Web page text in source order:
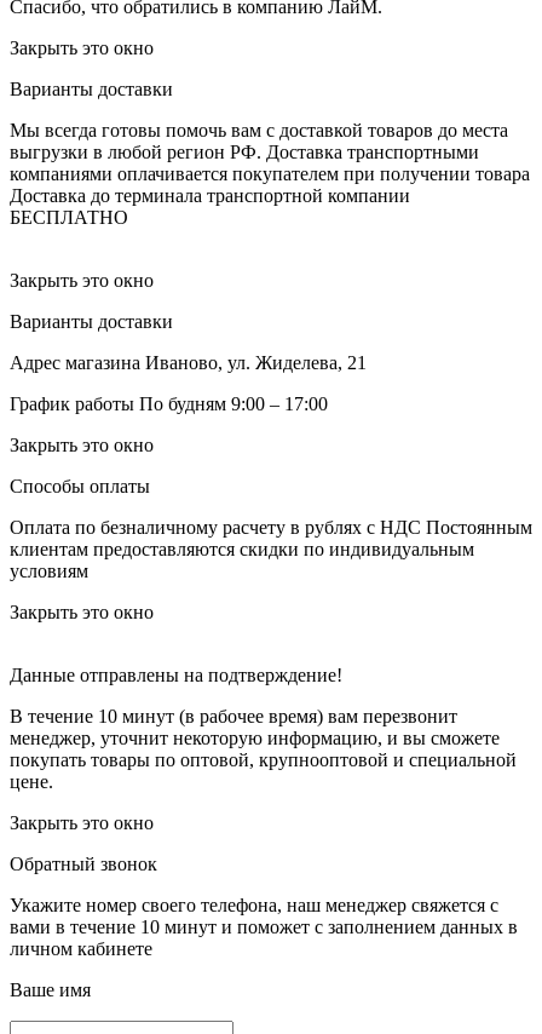
Спасибо, что обратились в компанию ЛайМ.
Закрыть это окно
Варианты доставки
Мы всегда готовы помочь вам с доставкой товаров до места
выгрузки в любой регион РФ. Доставка транспортными
компаниями оплачивается покупателем при получении товара
Доставка до терминала транспортной компании
БЕСПЛАТНО
Закрыть это окно
Варианты доставки
Адрес магазина Иваново, ул. Жиделева, 21
График работы По будням 9:00 – 17:00
Закрыть это окно
Способы оплаты
Оплата по безналичному расчету в рублях с НДС Постоянным
клиентам предоставляются скидки по индивидуальным
условиям
Закрыть это окно
Данные отправлены на подтверждение!
В течение 10 минут (в рабочее время) вам перезвонит
менеджер, уточнит некоторую информацию, и вы сможете
покупать товары по оптовой, крупнооптовой и специальной
цене.
Закрыть это окно
Обратный звонок
Укажите номер своего телефона, наш менеджер свяжется с
вами в течение 10 минут и поможет с заполнением данных в
личном кабинете
Ваше имя